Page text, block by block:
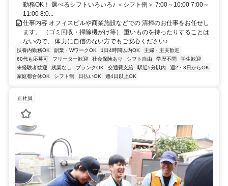
勤務OK！ 選べるシフトいろいろ♪ ＜シフト例＞ 7:00～10:00 7:00～
11:00 8:0...
仕事内容 オフィスビルや商業施設などでの 清掃のお仕事をお任せし
ます。 （ゴミ回収・掃除機がけ等） 重いものを持ったりすることは
ないので、 体力に自信のない方でもご安心ください♪
扶養内勤務OK 副業・WワークOK 1日4時間以内OK
主婦・主夫歓迎
60代も応募可
フリーター歓迎 社会保険あり シフト自由 学歴不問
学生歓迎
未経験者歓迎
残業なし ブランクOK 交通費支給 駅近5分以内
週2・3日からOK
家庭都合休OK
シフト制 日払いOK 週4日以上OK
正社員